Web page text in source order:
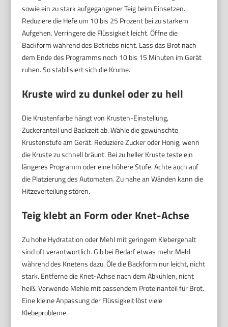
sowie ein zu stark aufgegangener Teig beim Einsetzen.
Reduziere die Hefe um 10 bis 25 Prozent bei zu starkem
Aufgehen. Verringere die Flüssigkeit leicht. Öffne die
Backform während des Betriebs nicht. Lass das Brot nach
dem Ende des Programms noch 10 bis 15 Minuten im Gerät
ruhen. So stabilisiert sich die Krume.
Kruste wird zu dunkel oder zu hell
Die Krustenfarbe hängt von Krusten-Einstellung,
Zuckeranteil und Backzeit ab. Wähle die gewünschte
Krustenstufe am Gerät. Reduziere Zucker oder Honig, wenn
die Kruste zu schnell bräunt. Bei zu heller Kruste teste ein
längeres Programm oder eine höhere Stufe. Achte auch auf
die Platzierung des Automaten. Zu nahe an Wänden kann die
Hitzeverteilung stören.
Teig klebt an Form oder Knet-Achse
Zu hohe Hydratation oder Mehl mit geringem Klebergehalt
sind oft verantwortlich. Gib bei Bedarf etwas mehr Mehl
während des Knetens dazu. Öle die Backform nur leicht, nicht
stark. Entferne die Knet-Achse nach dem Abkühlen, nicht
heiß. Verwende Mehle mit passendem Proteinanteil für Brot.
Eine kleine Anpassung der Flüssigkeit löst viele
Klebeprobleme.